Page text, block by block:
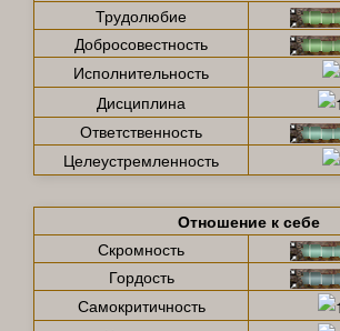
Трудолюбие
Добросовестность
Исполнительность
Дисциплина
Ответственность
Целеустремленность
Отношение к себе
Скромность
Гордость
Самокритичность